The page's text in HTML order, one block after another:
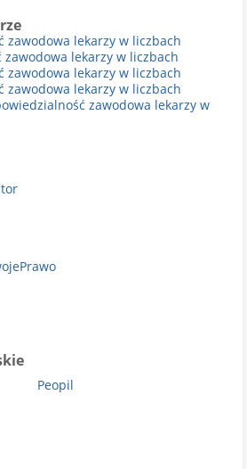
zawodowa lekarzy w liczbach
lekarzy w liczbach
zawodowa lekarzy w liczbach
zawodowa lekarzy w liczbach
zawodowa lekarzy w